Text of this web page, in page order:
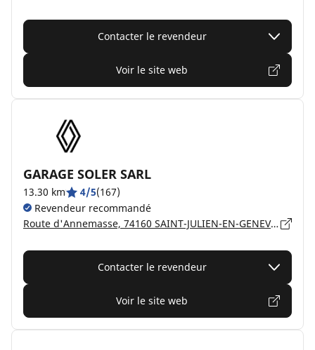
Contacter le revendeur
Voir le site web
GARAGE SOLER SARL
13.30 km 4/5(167)
Revendeur recommandé
Route d'Annemasse, 74160 SAINT-JULIEN-EN-GENEVOIS
Contacter le revendeur
Voir le site web